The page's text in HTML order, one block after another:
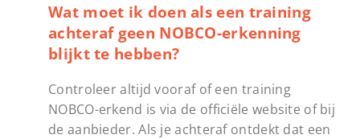
Wat moet ik doen als een training
achteraf geen NOBCO-erkenning
blijkt te hebben?
Controleer altijd vooraf of een training
NOBCO-erkend is via de officiële website of bij
de aanbieder. Als je achteraf ontdekt dat een